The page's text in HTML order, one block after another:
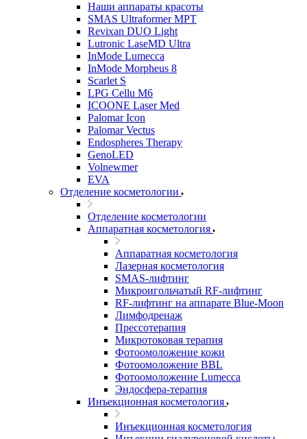
Наши аппараты красоты
SMAS Ultraformer MPT
Revixan DUO Light
Lutronic LaseMD Ultra
InMode Lumecca
InMode Morpheus 8
Scarlet S
LPG Cellu M6
ICOONE Laser Med
Palomar Icon
Palomar Vectus
Endospheres Therapy
GenoLED
Volnewmer
EVA
Отделение косметологии
Отделение косметологии
Аппаратная косметология
Аппаратная косметология
Лазерная косметология
SMAS-лифтинг
Микроигольчатый RF-лифтинг
RF-лифтинг на аппарате Blue-Moon
Лимфодренаж
Прессотерапия
Микротоковая терапия
Фотоомоложение кожи
Фотоомоложение BBL
Фотоомоложение Lumecca
Эндосфера-терапия
Инъекционная косметология
Инъекционная косметология